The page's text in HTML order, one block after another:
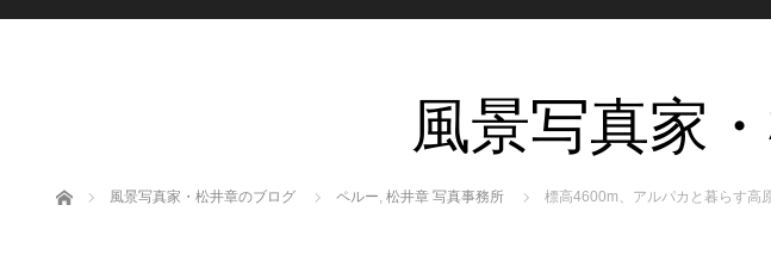
風景写真家
ホーム 風景写真家・松井章のブログ ペルー, 松井章 写真事務所 標高4600m、アルパカと暮らす高